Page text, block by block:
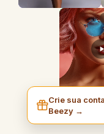
Advertiser: I am
Crie sua
Beezy →